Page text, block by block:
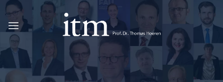
Zum
springen